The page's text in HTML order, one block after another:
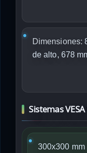
Dimensiones:
de alto, 678
Sistemas
300x300 mm